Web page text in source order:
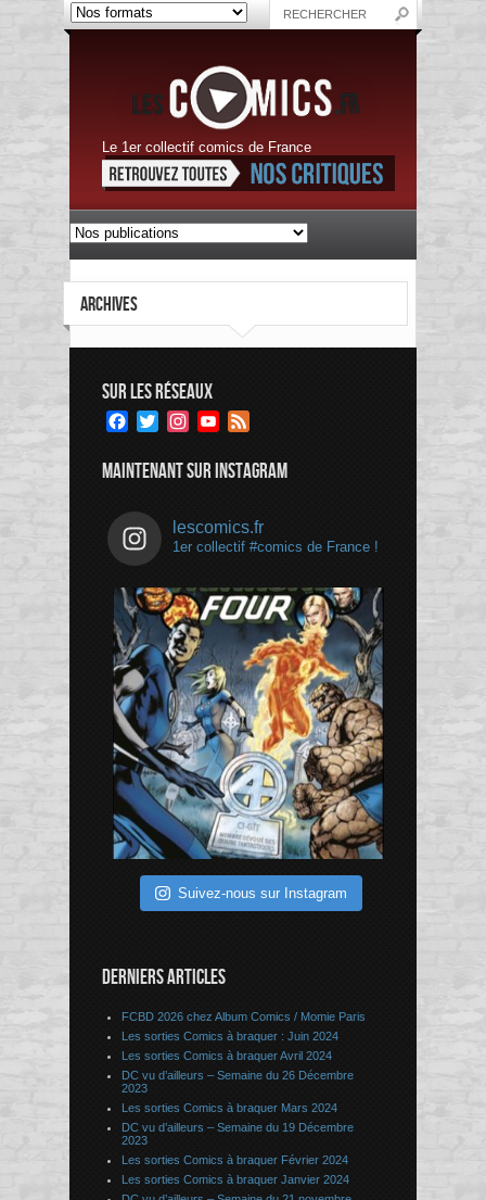
Le 1er collectif comics de France
ARCHIVES
SUR LES RÉSEAUX
Facebook
TwitterInstagramYouTube
MAINTENANT SUR INSTAGRAM
lescomics.fr
1er collectif #comics de France !
Suivez-nous sur Instagram
DERNIERS ARTICLES
FCBD 2026 chez Album Comics / Momie Paris
Les sorties Comics à braquer : Juin 2024
Les sorties Comics à braquer Avril 2024
DC vu d’ailleurs – Semaine du 26 Décembre
2023
Les sorties Comics à braquer Mars 2024
DC vu d’ailleurs – Semaine du 19 Décembre
2023
Les sorties Comics à braquer Février 2024
Les sorties Comics à braquer Janvier 2024